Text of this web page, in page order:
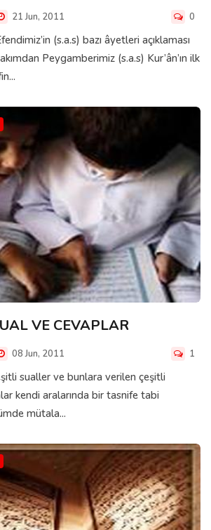
21 Jun, 2011 0
(s.a.s) bazı âyetleri açıklaması
Peygamberimiz (s.a.s) Kur’ân’ın ilk
VE CEVAPLAR
08 Jun, 2011 1
sualler ve bunlara verilen çeşitli
kendi aralarında bir tasnife tabi
mütala...